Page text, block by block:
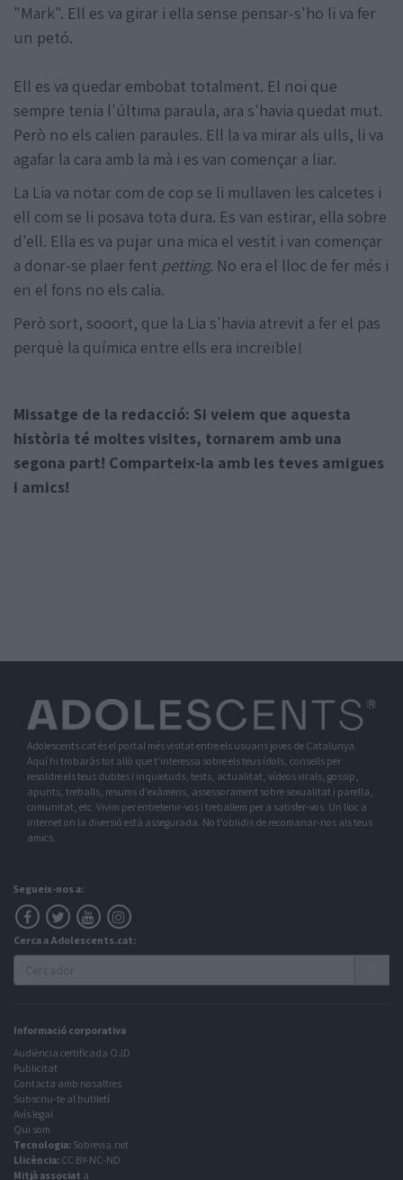
"Mark". Ell es va girar i ella sense pensar-s'ho li va fer
un petó.
Ell es va quedar embobat totalment. El noi que
sempre tenia l'última paraula, ara s'havia quedat mut.
Però no els calien paraules. Ell la va mirar als ulls, li va
agafar la cara amb la mà i es van començar a liar.
La Lia va notar com de cop se li mullaven les calcetes i
ell com se li posava tota dura. Es van estirar, ella sobre
d'ell. Ella es va pujar una mica el vestit i van començar
a donar-se plaer fent petting. No era el lloc de fer més i
en el fons no els calia.
Però sort, sooort, que la Lia s'havia atrevit a fer el pas
perquè la química entre ells era increïble!
Missatge de la redacció: Si veiem que aquesta
història té moltes visites, tornarem amb una
segona part! Comparteix-la amb les teves amigues
i amics!
Adolescents.cat és el portal més visitat entre els usuaris joves de Catalunya.
Aquí hi trobaràs tot allò que t'interessa sobre els teus ídols, consells per
resoldre els teus dubtes i inquietuds, tests, actualitat, vídeos virals, gossip,
apunts, treballs, resums d'exàmens, assessorament sobre sexualitat i parella,
comunitat, etc. Vivim per entretenir-vos i treballem per a satisfer-vos. Un lloc a
internet on la diversió està assegurada. No t'oblidis de recomanar-nos als teus
amics.
Segueix-nos a:
Cerca a Adolescents.cat:
Informació corporativa
Audiència certificada OJD
Publicitat
Contacta amb nosaltres
Subscriu-te al butlletí
Avís legal
Qui som
Tecnologia: Sobrevia.net
Llicència: CC BY-NC-ND
Mitjà associat a